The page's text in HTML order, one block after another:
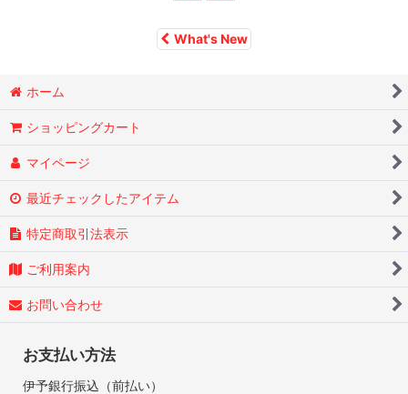
What's New
ホーム
ショッピングカート
マイページ
最近チェックしたアイテム
特定商取引法表示
ご利用案内
お問い合わせ
お支払い方法
伊予銀行振込（前払い）